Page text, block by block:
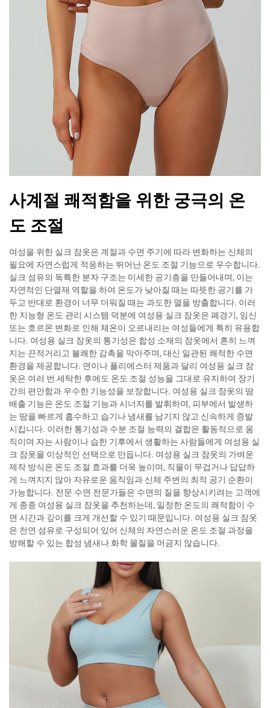
사계절 쾌적함을 위한 궁극의 온
도 조절
여성을 위한 실크 잠옷은 계절과 수면 주기에 따라 변화하는 신체의
필요에 자연스럽게 적응하는 뛰어난 온도 조절 기능으로 우수합니다.
실크 섬유의 독특한 분자 구조는 미세한 공기층을 만들어내며, 이는
자연적인 단열재 역할을 하여 온도가 낮아질 때는 따뜻한 공기를 가
두고 반대로 환경이 너무 더워질 때는 과도한 열을 방출합니다. 이러
한 지능형 온도 관리 시스템 덕분에 여성용 실크 잠옷은 폐경기, 임신
또는 호르몬 변화로 인해 체온이 오르내리는 여성들에게 특히 유용합
니다. 여성용 실크 잠옷의 통기성은 합성 소재의 잠옷에서 흔히 느껴
지는 끈적거리고 불쾌한 감촉을 막아주며, 대신 일관된 쾌적한 수면
환경을 제공합니다. 면이나 폴리에스터 제품과 달리 여성용 실크 잠
옷은 여러 번 세탁한 후에도 온도 조절 성능을 그대로 유지하여 장기
간의 편안함과 우수한 기능성을 보장합니다. 여성용 실크 잠옷의 땀
배출 기능은 온도 조절 기능과 시너지를 발휘하며, 피부에서 발생하
는 땀을 빠르게 흡수하고 습기나 냄새를 남기지 않고 신속하게 증발
시킵니다. 이러한 통기성과 수분 조절 능력의 결합은 활동적으로 움
직이며 자는 사람이나 습한 기후에서 생활하는 사람들에게 여성용 실
크 잠옷을 이상적인 선택으로 만듭니다. 여성용 실크 잠옷의 가벼운
제작 방식은 온도 조절 효과를 더욱 높이며, 직물이 무겁거나 답답하
게 느껴지지 않아 자유로운 움직임과 신체 주변의 최적 공기 순환이
가능합니다. 전문 수면 전문가들은 수면의 질을 향상시키려는 고객에
게 종종 여성용 실크 잠옷을 추천하는데, 일정한 온도의 쾌적함이 수
면 시간과 깊이를 크게 개선할 수 있기 때문입니다. 여성용 실크 잠옷
은 천연 섬유로 구성되어 있어 신체의 자연스러운 온도 조절 과정을
방해할 수 있는 합성 냄새나 화학 물질을 머금지 않습니다.